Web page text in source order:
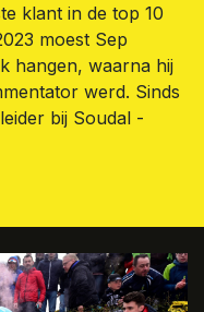
klant in de top 10
moest Sep
hangen, waarna hij
werd. Sinds
bij Soudal -